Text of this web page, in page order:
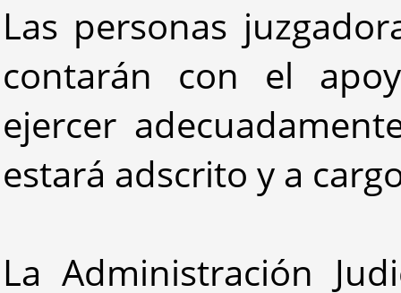
Las personas
contarán con el
ejercer
estará adscrito y a
La Administración